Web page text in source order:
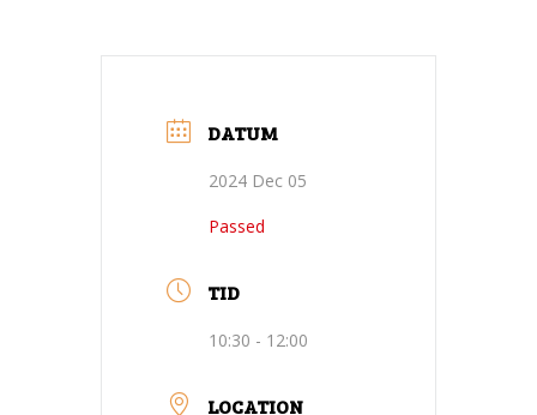
DATUM
2024 Dec 05
Passed
TID
10:30 - 12:00
LOCATION